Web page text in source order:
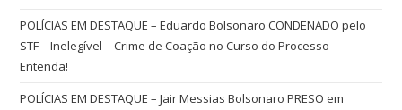
POLÍCIAS EM DESTAQUE – Eduardo Bolsonaro CONDENADO pelo
STF – Inelegível – Crime de Coação no Curso do Processo –
Entenda!
POLÍCIAS EM DESTAQUE – Jair Messias Bolsonaro PRESO em